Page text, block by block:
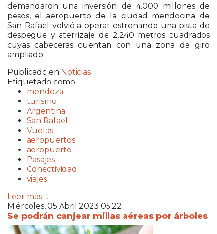
demandaron una inversión de 4.000 millones de
pesos, el aeropuerto de la ciudad mendocina de
San Rafael volvió a operar estrenando una pista de
despegue y aterrizaje de 2.240 metros cuadrados
cuyas cabeceras cuentan con una zona de giro
ampliado.
Publicado en Noticias
Etiquetado como
mendoza
turismo
Argentina
San Rafael
Vuelos
aeropuertos
aeropuerto
Pasajes
Conectividad
viajes
Leer más ...
Miércoles, 05 Abril 2023 05:22
Se podrán canjear millas aéreas por árboles